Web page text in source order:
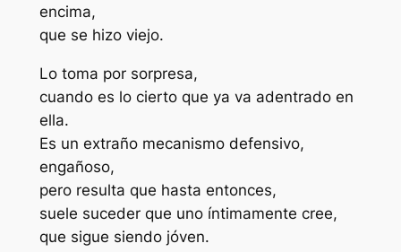
encima,
que se hizo viejo.
Lo toma por sorpresa,
cuando es lo cierto que ya va adentrado en
ella.
Es un extraño mecanismo defensivo,
engañoso,
pero resulta que hasta entonces,
suele suceder que uno íntimamente cree,
que sigue siendo jóven.